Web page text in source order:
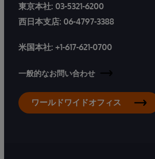
東京本社: 03-5321-6200
西日本支店: 06-4797-3388
米国本社: +1-617-621-0700
一般的なお問い合わせ
ワールドワイドオフィス